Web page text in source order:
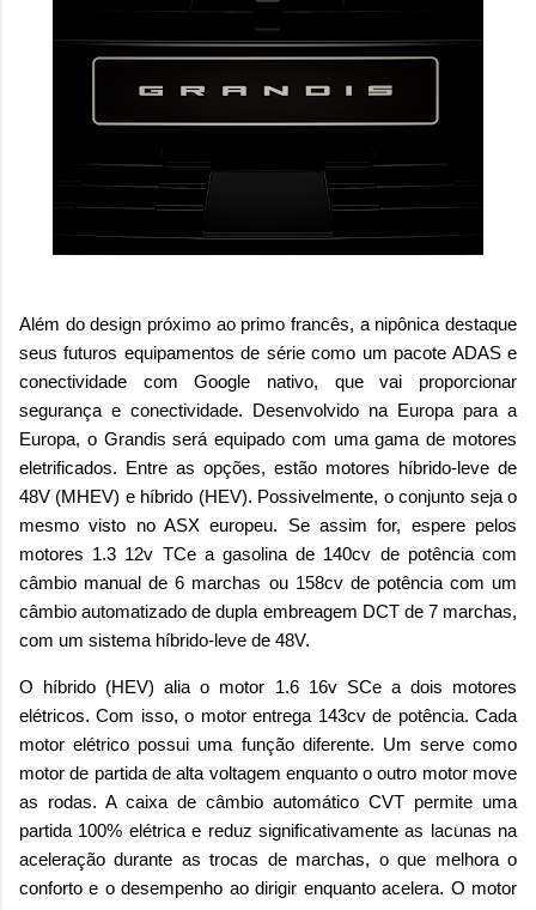
Além do design próximo ao primo francês, a nipônica destaque
seus futuros equipamentos de série como um pacote ADAS e
conectividade com Google nativo, que vai proporcionar
segurança e conectividade. Desenvolvido na Europa para a
Europa, o Grandis será equipado com uma gama de motores
eletrificados. Entre as opções, estão motores híbrido-leve de
48V (MHEV) e híbrido (HEV). Possivelmente, o conjunto seja o
mesmo visto no ASX europeu. Se assim for, espere pelos
motores 1.3 12v TCe a gasolina de 140cv de potência com
câmbio manual de 6 marchas ou 158cv de potência com um
câmbio automatizado de dupla embreagem DCT de 7 marchas,
com um sistema híbrido-leve de 48V.
O híbrido (HEV) alia o motor 1.6 16v SCe a dois motores
elétricos. Com isso, o motor entrega 143cv de potência. Cada
motor elétrico possui uma função diferente. Um serve como
motor de partida de alta voltagem enquanto o outro motor move
as rodas. A caixa de câmbio automático CVT permite uma
partida 100% elétrica e reduz significativamente as lacunas na
aceleração durante as trocas de marchas, o que melhora o
conforto e o desempenho ao dirigir enquanto acelera. O motor